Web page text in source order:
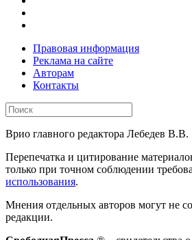
Правовая информация
Реклама на сайте
Авторам
Контакты
Врио главного редактора Лебедев В.В.
Перепечатка и цитирование
только при точном соблюдении
использования.
Мнения отдельных авторов могут не
редакции.